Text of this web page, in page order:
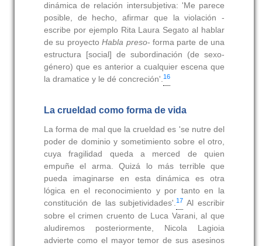
dinámica de relación intersubjetiva: 'Me parece
posible, de hecho, afirmar que la violación -
escribe por ejemplo Rita Laura Segato al hablar
de su proyectoHabla preso- forma parte de una
estructura [social] de subordinación (de sexo-
género) que es anterior a cualquier escena que
la dramatice y le dé concreción'.16
La crueldad como forma de vida
La forma de mal que la crueldad es 'se nutre del
poder de dominio y sometimiento sobre el otro,
cuya fragilidad queda a merced de quien
empuñe el arma. Quizá lo más terrible que
pueda imaginarse en esta dinámica es otra
lógica en el reconocimiento y por tanto en la
constitución de las subjetividades'.17 Al escribir
sobre el crimen cruento de Luca Varani, al que
aludiremos posteriormente, Nicola Lagioia
advierte como el mayor temor de sus asesinos